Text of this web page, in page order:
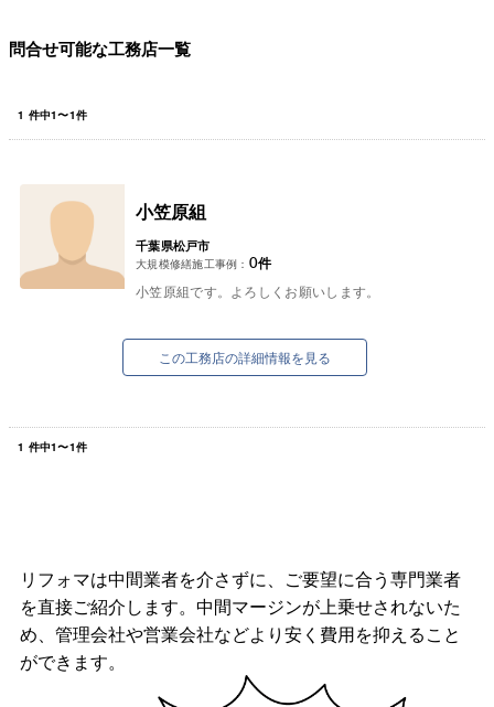
問合せ可能な工務店一覧
1 件中1〜1件
小笠原組
千葉県松戸市
大規模修繕施工事例： 0件
小笠原組です。よろしくお願いします。
この工務店の詳細情報を見る
1 件中1〜1件
リフォマは中間業者を介さずに、ご要望に合う専門業者
を直接ご紹介します。中間マージンが上乗せされないた
め、管理会社や営業会社などより安く費用を抑えること
ができます。